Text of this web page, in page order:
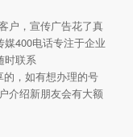
户，宣传广告花了真
400电话专注于企业
时联系
的，如有想办理的号
介绍新朋友会有大额